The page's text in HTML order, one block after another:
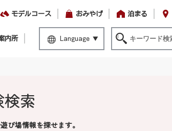
モデルコース おみやげ 泊まる
内所 Language
索
び場情報を探せます。